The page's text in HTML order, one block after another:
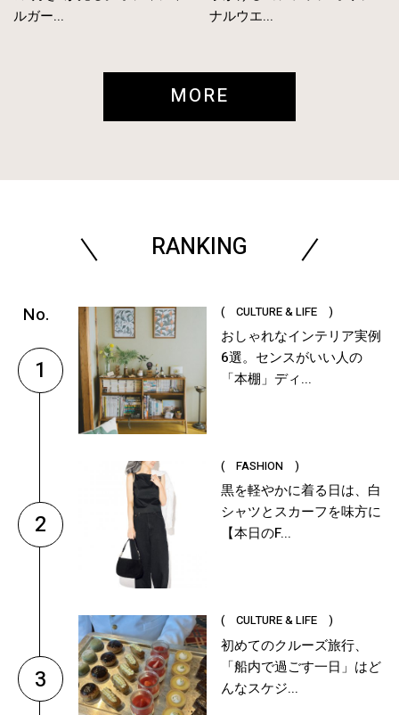
ルガー...
ナルウエ...
MORE
RANKING
1
( CULTURE & LIFE )
おしゃれなインテリア実例
6選。センスがいい人の
「本棚」ディ...
2
( FASHION )
黒を軽やかに着る日は、白
シャツとスカーフを味方に
【本日のF...
3
( CULTURE & LIFE )
初めてのクルーズ旅行、
「船内で過ごす一日」はど
んなスケジ...